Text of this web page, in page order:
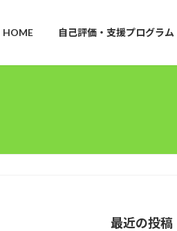
HOME 自己評価・支援プログラム
最近の投稿